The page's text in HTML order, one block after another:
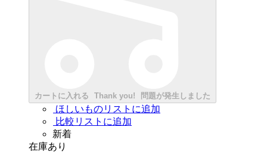
カートに入れる Thank you! 問題が発生しました
ほしいものリストに追加
比較リストに追加
新着
在庫あり